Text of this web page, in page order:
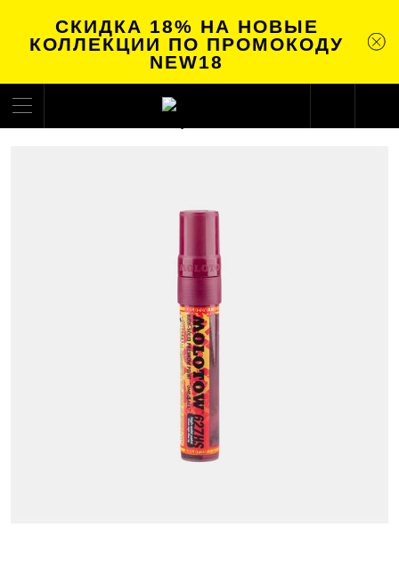
СКИДКА 18% НА НОВЫЕ
КОЛЛЕКЦИИ ПО ПРОМОКОДУ
NEW18